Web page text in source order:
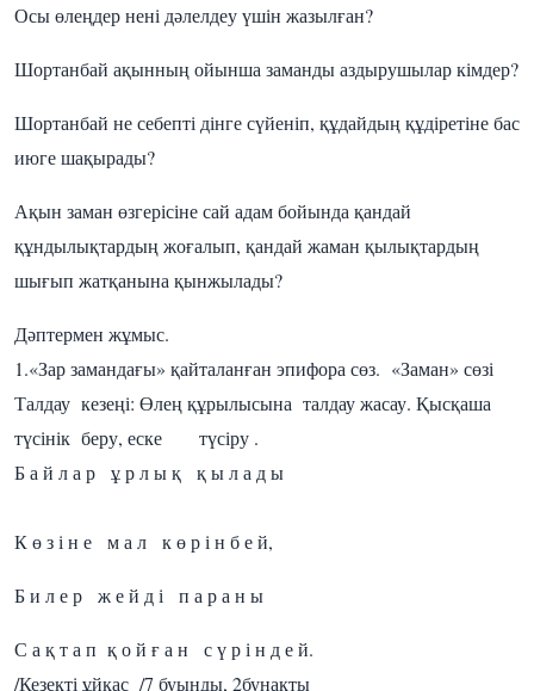
Осы өлеңдер нені дәлелдеу үшін жазылған?
Шортанбай ақынның ойынша заманды аздырушылар кімдер?
Шортанбай не себепті дінге сүйеніп, құдайдың құдіретіне бас
июге шақырады?
Ақын заман өзгерісіне сай адам бойында қандай
құндылықтардың жоғалып, қандай жаман қылықтардың
шығып жатқанына қынжылады?
Дәптермен жұмыс.
1.«Зар замандағы» қайталанған эпифора сөз. «Заман» сөзі
Талдау кезеңі: Өлең құрылысына талдау жасау. Қысқаша
түсінік беру, еске түсіру .
Б а й л а р ұ р л ы қ қ ы л а д ы
К ө з і н е м а л к ө р і н б е й,
Б и л е р ж е й д і п а р а н ы
С а қ т а п қ о й ғ а н с ү р і н д е й.
/Кезекті ұйқас /7 буынды, 2бунақты